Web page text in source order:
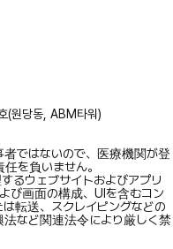
(원당동, ABM타워)
ではないので、医療機関が登
を負いません。
るウェブサイトおよびアプリ
び画面の構成、UIを含むコン
転送、スクレイピングなどの
など関連法令により厳しく禁